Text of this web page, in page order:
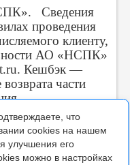
Сведения
проведения
клиенту,
АО «НСПК»
Кешбэк —
части
что
cookies на нашем
улучшения его
можно в настройках